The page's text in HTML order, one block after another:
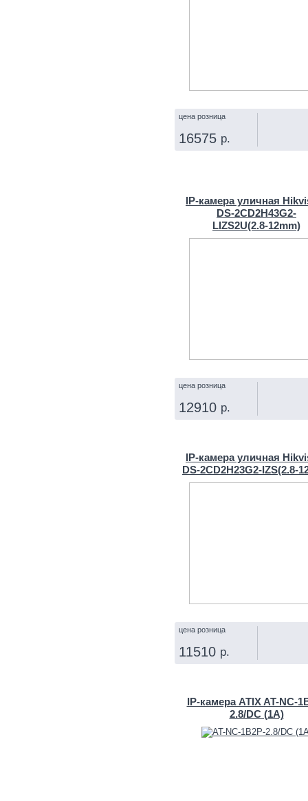
цена розница
16575 р.
IP‑камера уличная
DS-2CD2H43G2-
LIZS2U(2.8‑12mm)
цена розница
12910 р.
IP‑камера уличная
DS-2CD2H23G2-
цена розница
11510 р.
IP‑камера ATIX AT-NC-
2.8/DC (1A)